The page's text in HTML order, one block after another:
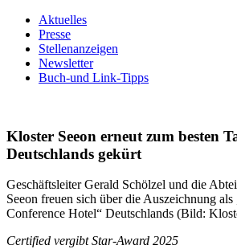
Aktuelles
Presse
Stellenanzeigen
Newsletter
Buch-und Link-Tipps
Kloster Seeon erneut zum besten
Deutschlands gekürt
Geschäftsleiter Gerald Schölzel und die
Seeon freuen sich über die Auszeichnung
Conference Hotel“ Deutschlands (Bild:
Certified vergibt Star-Award 2025